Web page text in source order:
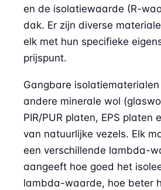
en de isolatiewaarde (R-
dak. Er zijn diverse
elk met hun specifieke
prijspunt.
Gangbare
andere minerale wol
PIR/PUR platen, EPS platen
van natuurlijke vezels. Elk
een verschillende lambda-
aangeeft hoe goed het
lambda-waarde, hoe beter